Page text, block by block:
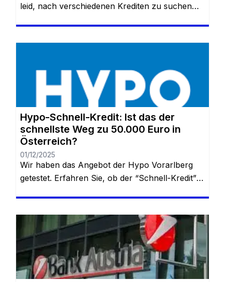
leid, nach verschiedenen Krediten zu suchen
tatsächlich einen Kredit beantragen. Es wird viel
heute hier. Wir möchten Ihnen mehr über
Wüstenrot, Mein ZuhauseDarlehen […]
Hypo-Schnell-Kredit: Ist das der
schnellste Weg zu 50.000 Euro in
Österreich?
01/12/2025
Wir haben das Angebot der Hypo Vorarlberg
getestet. Erfahren Sie, ob der “Schnell-Kredit”
derselben Website. Wenn es schnell gehen
muss, aber sicher sein soll In der Finanzwelt
gibt es ein altes Sprichwort: “Geld hat man, oder
man hat es nicht.” Doch […]